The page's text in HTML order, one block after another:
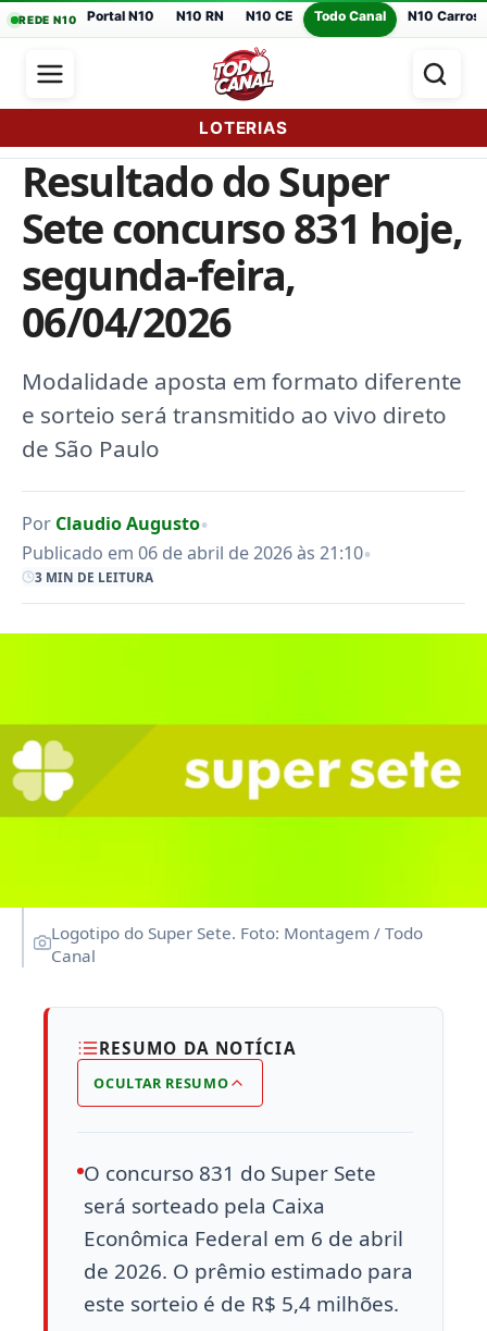
REDE N10 Portal N10 N10 RN N10 CE Todo Canal N10 Carros
LOTERIAS
Resultado do Super
Sete concurso 831 hoje,
segunda-feira,
06/04/2026
Modalidade aposta em formato diferente
e sorteio será transmitido ao vivo direto
de São Paulo
Por Claudio Augusto•
Publicado em 06 de abril de 2026 às 21:10•
3 MIN DE LEITURA
Logotipo do Super Sete. Foto: Montagem / Todo
Canal
RESUMO DA NOTÍCIA
OCULTAR RESUMO
O concurso 831 do Super Sete
será sorteado pela Caixa
Econômica Federal em 6 de abril
de 2026. O prêmio estimado para
este sorteio é de R$ 5,4 milhões.